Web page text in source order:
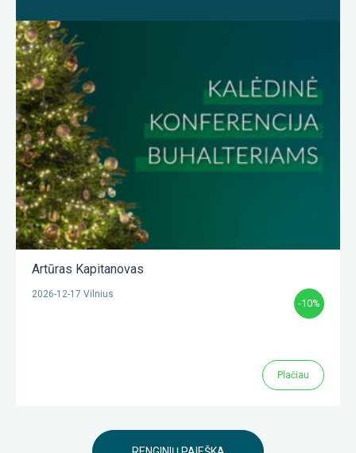
Artūras Kapitanovas
2026-12-17 Vilnius
-10%
Plačiau